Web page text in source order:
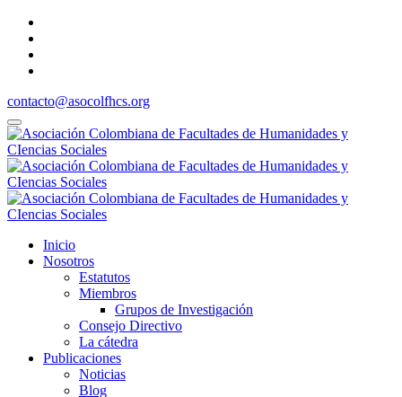
contacto@asocolfhcs.org
Inicio
Nosotros
Estatutos
Miembros
Grupos de Investigación
Consejo Directivo
La cátedra
Publicaciones
Noticias
Blog